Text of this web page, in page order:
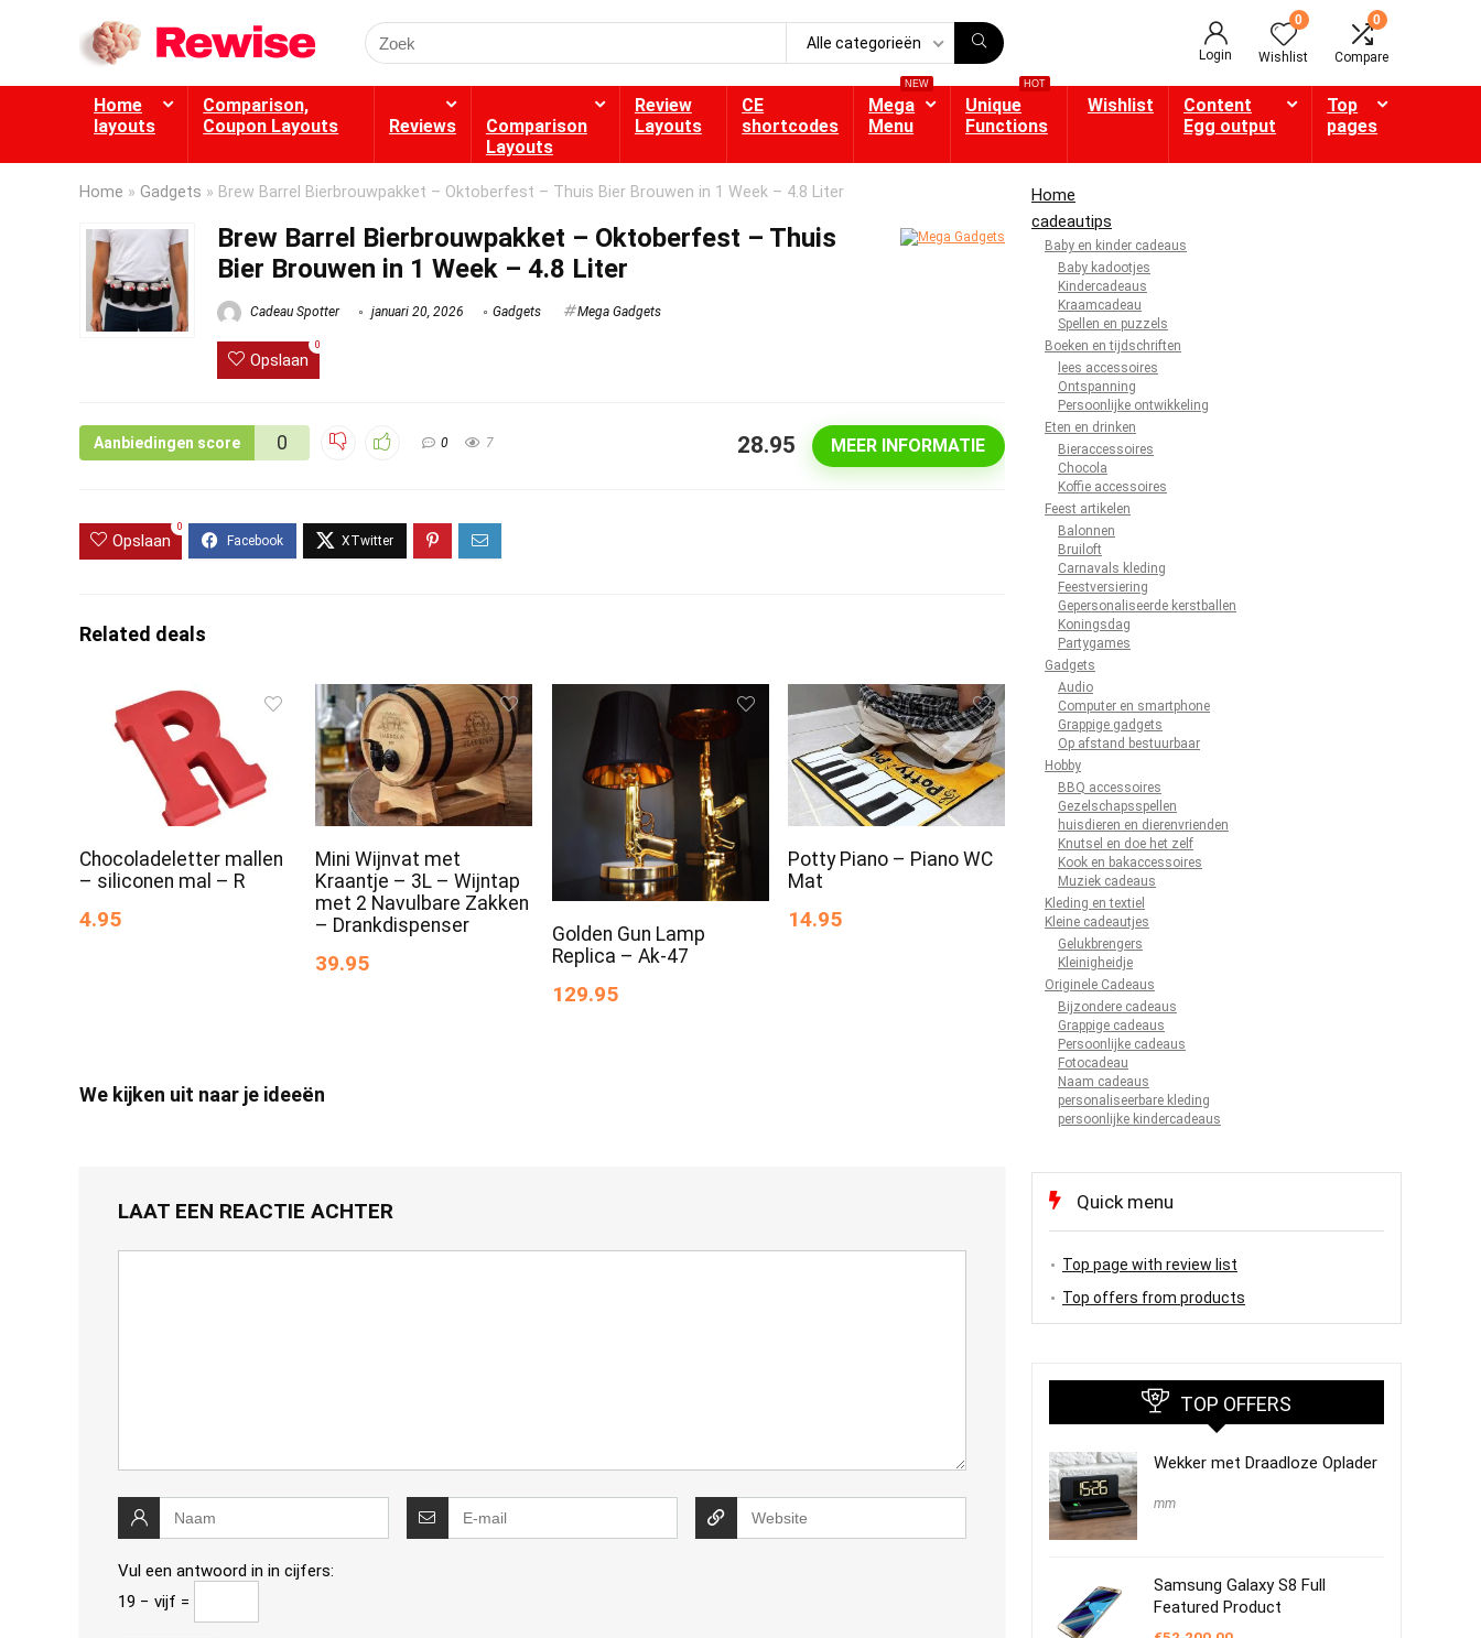
Search
for:
Alle categorieën
Login
0
Wishlist
0
Compare
Home
layouts
Comparison,
Coupon Layouts
Reviews
Comparison
Layouts
Review
Layouts
CE
shortcodes
Mega
Menu
NEW
Unique
Functions
HOT
Wishlist
Content
Egg output
Top
pages
Home » Gadgets » Brew Barrel Bierbrouwpakket – Oktoberfest – Thuis Bier Brouwen in 1 Week – 4.8 Liter
Brew Barrel Bierbrouwpakket – Oktoberfest – Thuis
Bier Brouwen in 1 Week – 4.8 Liter
Cadeau Spotter januari 20, 2026 Gadgets Mega Gadgets
Opslaan
0
Aanbiedingen score 0 0 7 28.95 MEER INFORMATIE
Opslaan
0
Related deals
Chocoladeletter mallen
– siliconen mal – R
4.95
Mini Wijnvat met
Kraantje – 3L – Wijntap
met 2 Navulbare Zakken
– Drankdispenser
39.95
Golden Gun Lamp
Replica – Ak-47
129.95
Potty Piano – Piano WC
Mat
14.95
We kijken uit naar je ideeën
LAAT EEN REACTIE ACHTER
Vul een antwoord in in cijfers:
19 − vijf =
Home
cadeautips
Baby en kinder cadeaus
Baby kadootjes
Kindercadeaus
Kraamcadeau
Spellen en puzzels
Boeken en tijdschriften
lees accessoires
Ontspanning
Persoonlijke ontwikkeling
Eten en drinken
Bieraccessoires
Chocola
Koffie accessoires
Feest artikelen
Balonnen
Bruiloft
Carnavals kleding
Feestversiering
Gepersonaliseerde kerstballen
Koningsdag
Partygames
Gadgets
Audio
Computer en smartphone
Grappige gadgets
Op afstand bestuurbaar
Hobby
BBQ accessoires
Gezelschapsspellen
huisdieren en dierenvrienden
Knutsel en doe het zelf
Kook en bakaccessoires
Muziek cadeaus
Kleding en textiel
Kleine cadeautjes
Gelukbrengers
Kleinigheidje
Originele Cadeaus
Bijzondere cadeaus
Grappige cadeaus
Persoonlijke cadeaus
Fotocadeau
Naam cadeaus
personaliseerbare kleding
persoonlijke kindercadeaus
Quick menu
Top page with review list
Top offers from products
TOP OFFERS
Wekker met Draadloze Oplader
mm
Samsung Galaxy S8 Full
Featured Product